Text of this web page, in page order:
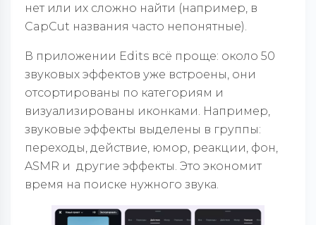
нет или их сложно найти (например, в
CapCut названия часто непонятные).
В приложении Edits всё проще: около 50
звуковых эффектов уже встроены, они
отсортированы по категориям и
визуализированы иконками. Например,
звуковые эффекты выделены в группы:
переходы, действие, юмор, реакции, фон,
ASMR и другие эффекты. Это экономит
время на поиске нужного звука.